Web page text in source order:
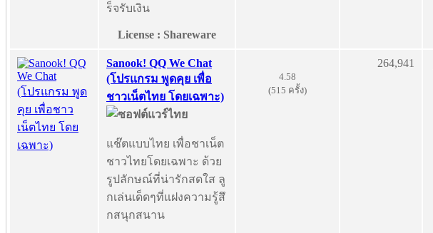
ร็จรับเงิน
License : Shareware
Sanook! QQ We Chat
(โปรแกรม พูดคุย เพื่อ
ชาวเน็ตไทย โดยเฉพาะ)
แช๊ตแบบไทย เพื่อชาเน็ต
ชาวไทยโดยเฉพาะ ด้วย
รูปลักษณ์ที่น่ารักสดใส ลู
กเล่นเด็ดๆที่แฝงความรู้สึ
กสนุกสนาน
4.58
(515 ครั้ง)
264,941